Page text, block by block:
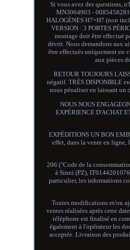
Si vous avez des questions,
MN3064903 -
HALOGÈNES H7+H7 (non
VERSION : 3 PORTES
montage doit être effectué
décrit. Nous demandons aux
être effectués uniquement en
aux pièces
RETOUR TOUJOURS
négatif. TRÈS DISPONIBLE
nous pénaliser en laissant un
NOUS NOUS
EXPÉRIENCE D'ACHAT
EXPÉDITIONS UN BON
effet, dans la vente en
206 ("Code de la
à Sinni (PZ),
particulier, les informations
Toutes modifications et/ou
ventes réalisées après cette
téléphone est finalisé en
également à l'opérateur les
acceptée. Livraison des